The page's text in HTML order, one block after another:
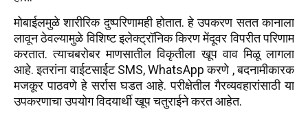
मोबाईलमुळे शारीरिक दुष्परिणामही होतात. हे उपकरण सतत कानाला
लावून ठेवल्यामुळे विशिष्ट इलेक्ट्रॉनिक किरण मेंदूवर विपरीत परिणाम
करतात. त्याचबरोबर माणसातील विकृतीला खूप वाव मिळू लागला
आहे. इतरांना वाईटसाईट SMS, WhatsApp करणे , बदनामीकारक
मजकूर पाठवणे हे सर्रास घडत आहे. परीक्षेतील गैरव्यवहारांसाठी या
उपकरणाचा उपयोग विदयार्थी खूप चतुराईने करत आहेत.